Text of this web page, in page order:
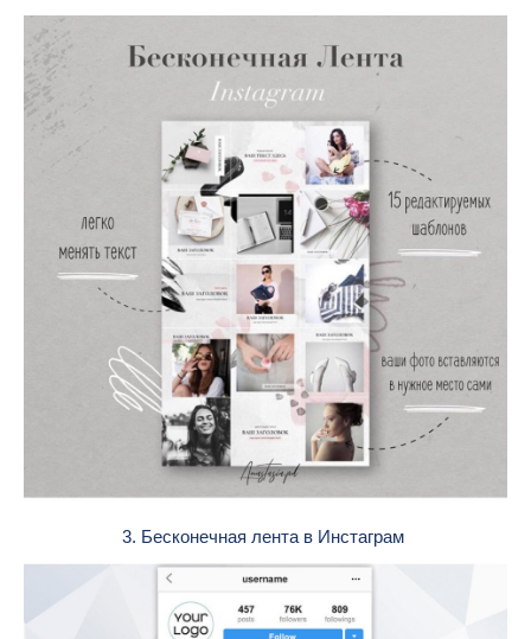
3. Бесконечная лента в Инстаграм